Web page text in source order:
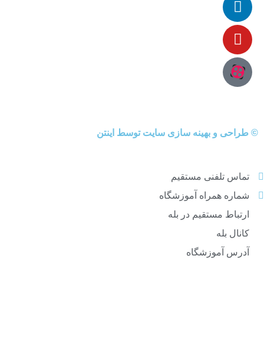
© طراحیو بهینه سازی سایتتوسط اینتن
تماس تلفنی مستقیم
شماره همراه آموزشگاه
ارتباط مستقیم در بله
کانال بله
آدرس آموزشگاه